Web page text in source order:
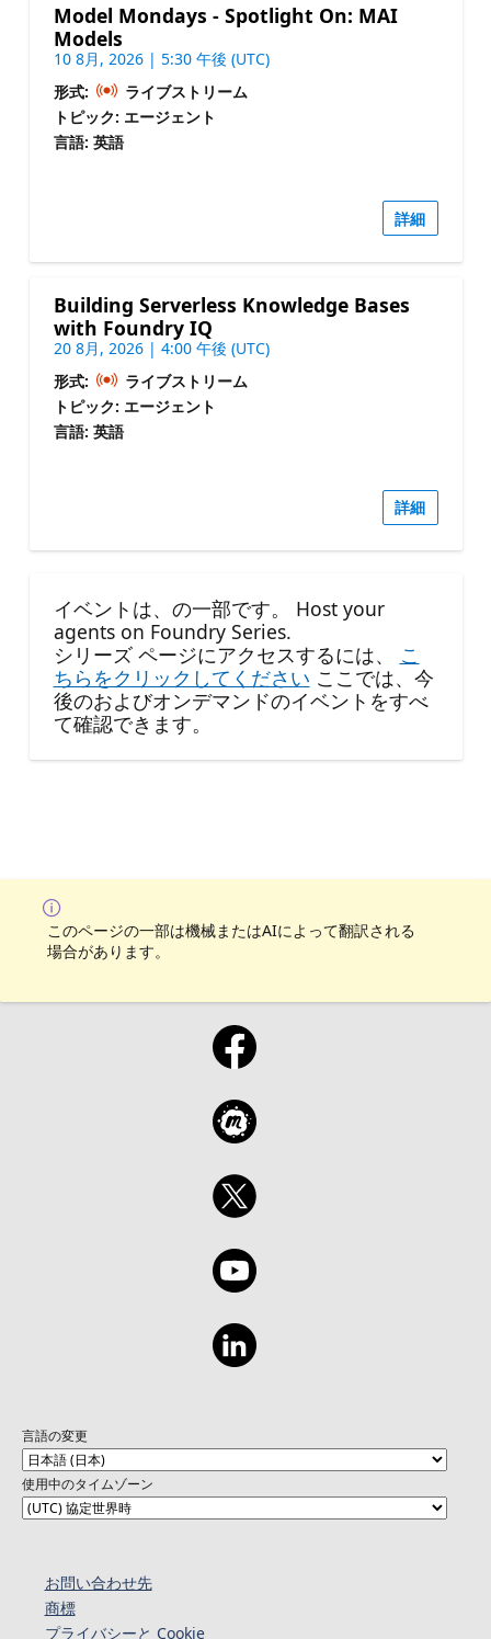
Model Mondays - Spotlight On: MAI
Models
10 8月, 2026 | 5:30 午後 (UTC)
形式:
ライブストリーム
トピック: エージェント
言語: 英語
詳細
Building Serverless Knowledge Bases
with Foundry IQ
20 8月, 2026 | 4:00 午後 (UTC)
形式:
ライブストリーム
トピック: エージェント
言語: 英語
詳細
イベントは、の一部です。 Host your
agents on Foundry Series.
シリーズ ページにアクセスするには、
こ
ちらをクリックしてください ここでは、今
後のおよびオンデマンドのイベントをすべ
て確認できます。
このページの一部は機械またはAIによって翻訳される
場合があります。
言語の変更
使用中のタイムゾーン
お問い合わせ先
商標
プライバシーと Cookie